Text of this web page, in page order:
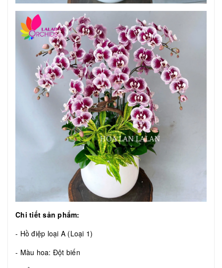
Chi tiết sản phẩm:
- Hồ điệp loại A (Loại 1)
- Màu hoa: Đột biến